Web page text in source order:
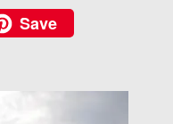
Save